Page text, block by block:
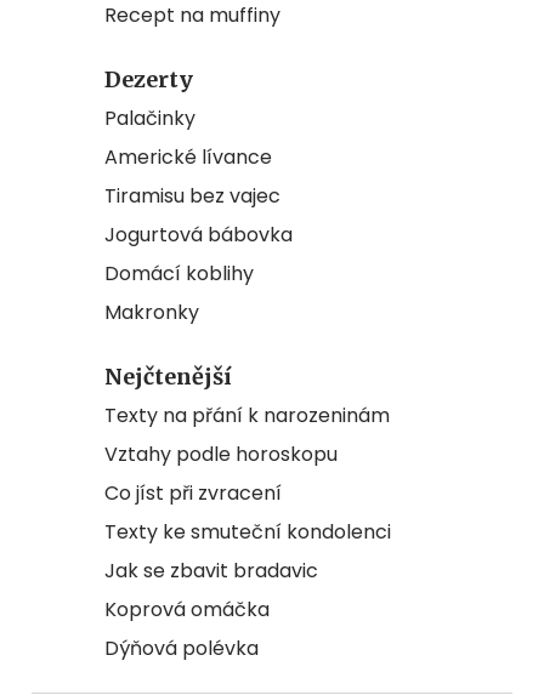
Recept na muffiny
Dezerty
Palačinky
Americké lívance
Tiramisu bez vajec
Jogurtová bábovka
Domácí koblihy
Makronky
Nejčtenější
Texty na přání k narozeninám
Vztahy podle horoskopu
Co jíst při zvracení
Texty ke smuteční kondolenci
Jak se zbavit bradavic
Koprová omáčka
Dýňová polévka